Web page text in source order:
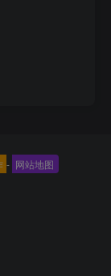
- 网站地图